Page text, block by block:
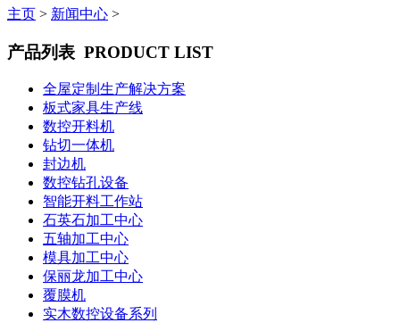
主页 > 新闻中心 >
产品列表 PRODUCT LIST
全屋定制生产解决方案
板式家具生产线
数控开料机
钻切一体机
封边机
数控钻孔设备
智能开料工作站
石英石加工中心
五轴加工中心
模具加工中心
保丽龙加工中心
覆膜机
实木数控设备系列